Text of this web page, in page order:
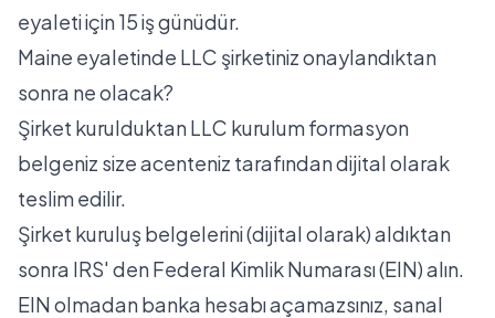
eyaleti için 15 iş günüdür.
Maine eyaletinde LLC şirketiniz onaylandıktan
sonra ne olacak?
Şirket kurulduktan LLC kurulum formasyon
belgeniz size acenteniz tarafından dijital olarak
teslim edilir.
Şirket kuruluş belgelerini (dijital olarak) aldıktan
sonra IRS' den Federal Kimlik Numarası (EIN) alın.
EIN olmadan banka hesabı açamazsınız, sanal